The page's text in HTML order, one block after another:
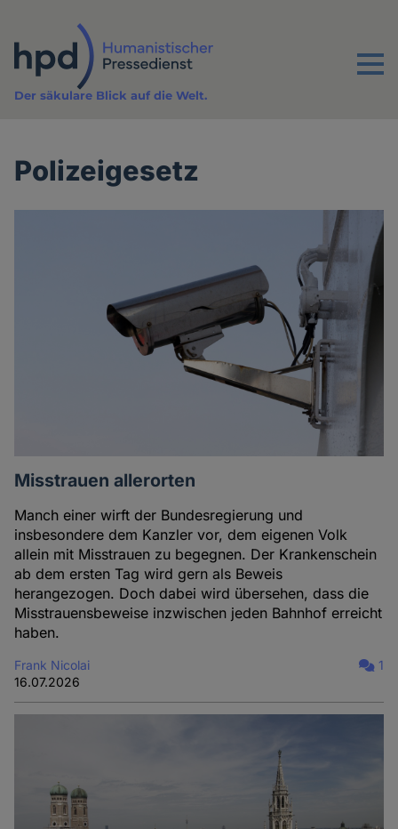
Inhalt
Menu
Der säkulare Blick auf die Welt.
Polizeigesetz
Misstrauen allerorten
Manch einer wirft der Bundesregierung und
insbesondere dem Kanzler vor, dem eigenen Volk
allein mit Misstrauen zu begegnen. Der Krankenschein
ab dem ersten Tag wird gern als Beweis
herangezogen. Doch dabei wird übersehen, dass die
Misstrauensbeweise inzwischen jeden Bahnhof erreicht
haben.
Frank Nicolai
16.07.2026
1